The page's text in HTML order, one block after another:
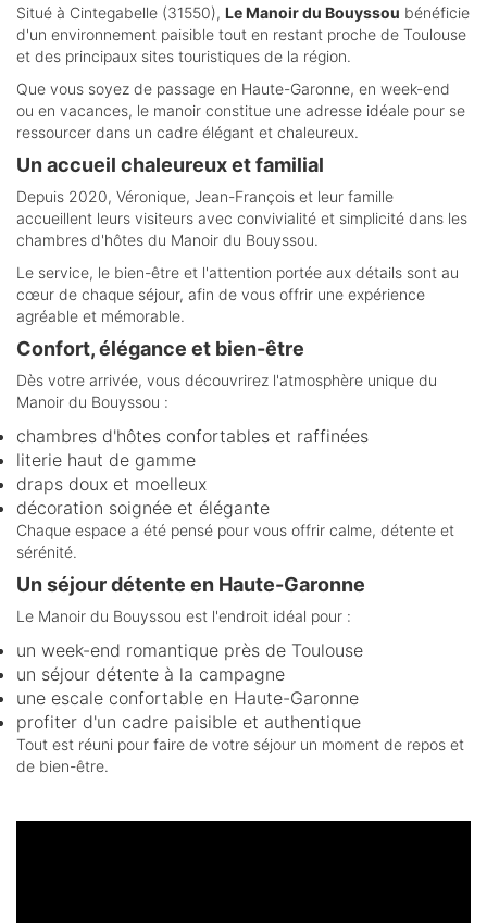
Situé à Cintegabelle (31550), Le Manoir du Bouyssou bénéficie
d'un environnement paisible tout en restant proche de Toulouse
et des principaux sites touristiques de la région.
Que vous soyez de passage en Haute-Garonne, en week-end
ou en vacances, le manoir constitue une adresse idéale pour se
ressourcer dans un cadre élégant et chaleureux.
Un accueil chaleureux et familial
Depuis 2020, Véronique, Jean-François et leur famille
accueillent leurs visiteurs avec convivialité et simplicité dans les
chambres d'hôtes du Manoir du Bouyssou.
Le service, le bien-être et l'attention portée aux détails sont au
cœur de chaque séjour, afin de vous offrir une expérience
agréable et mémorable.
Confort, élégance et bien-être
Dès votre arrivée, vous découvrirez l'atmosphère unique du
Manoir du Bouyssou :
chambres d'hôtes confortables et raffinées
literie haut de gamme
draps doux et moelleux
décoration soignée et élégante
Chaque espace a été pensé pour vous offrir calme, détente et
sérénité.
Un séjour détente en Haute-Garonne
Le Manoir du Bouyssou est l'endroit idéal pour :
un week-end romantique près de Toulouse
un séjour détente à la campagne
une escale confortable en Haute-Garonne
profiter d'un cadre paisible et authentique
Tout est réuni pour faire de votre séjour un moment de repos et
de bien-être.